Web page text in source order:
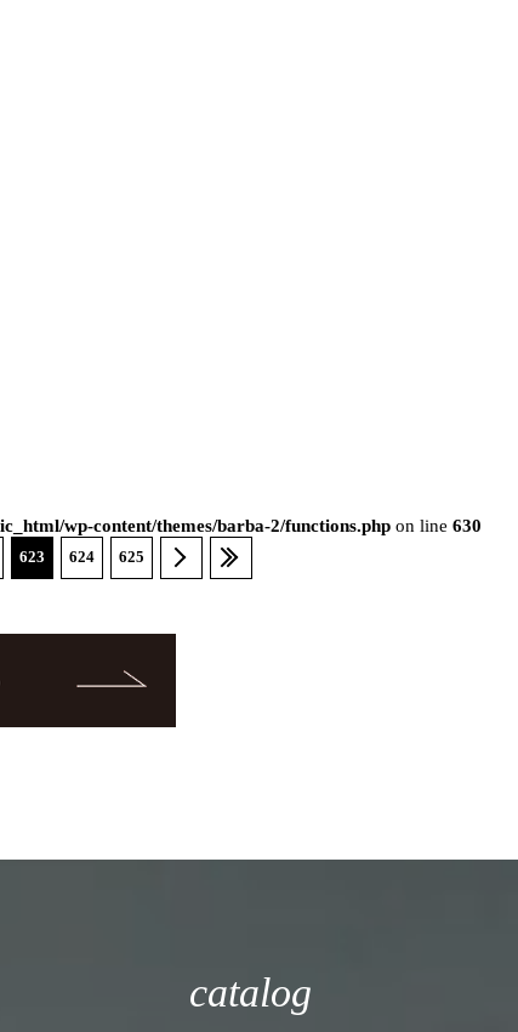
wp-content/themes/barba-2/functions.php on line 630
623 624 625
catalog